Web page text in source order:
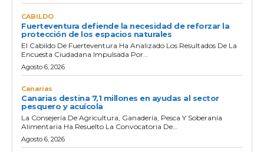
CABILDO
Fuerteventura defiende la necesidad de reforzar la
protección de los espacios naturales
El Cabildo De Fuerteventura Ha Analizado Los Resultados De La
Encuesta Ciudadana Impulsada Por...
Agosto 6, 2026
Canarias
Canarias destina 7,1 millones en ayudas al sector
pesquero y acuícola
La Consejería De Agricultura, Ganadería, Pesca Y Soberanía
Alimentaria Ha Resuelto La Convocatoria De...
Agosto 6, 2026